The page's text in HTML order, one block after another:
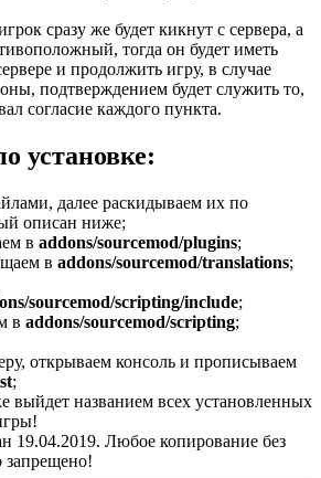
сразу же будет кикнут с сервера, а
тогда он будет иметь
и продолжить игру, в случае
подтверждением будет служить то,
согласие каждого пункта.
установке:
далее раскидываем их по
описан ниже;
в addons/sourcemod/plugins;
в addons/sourcemod/translations;
sourcemod/scripting/include;
в addons/sourcemod/scripting;
открываем консоль и прописываем
;
выйдет названием всех установленных
19.04.2019. Любое копирование без
запрещено!